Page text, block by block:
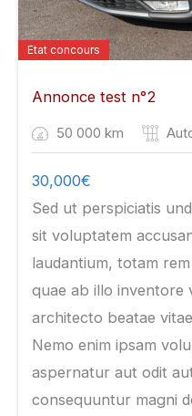
Etat concours
Annonce test n°2
50 000 km
30,000€
Sed ut perspiciatis
sit voluptatem
laudantium, totam
quae ab illo inventore
architecto beatae
Nemo enim ipsam
aspernatur aut odit
consequuntur magni